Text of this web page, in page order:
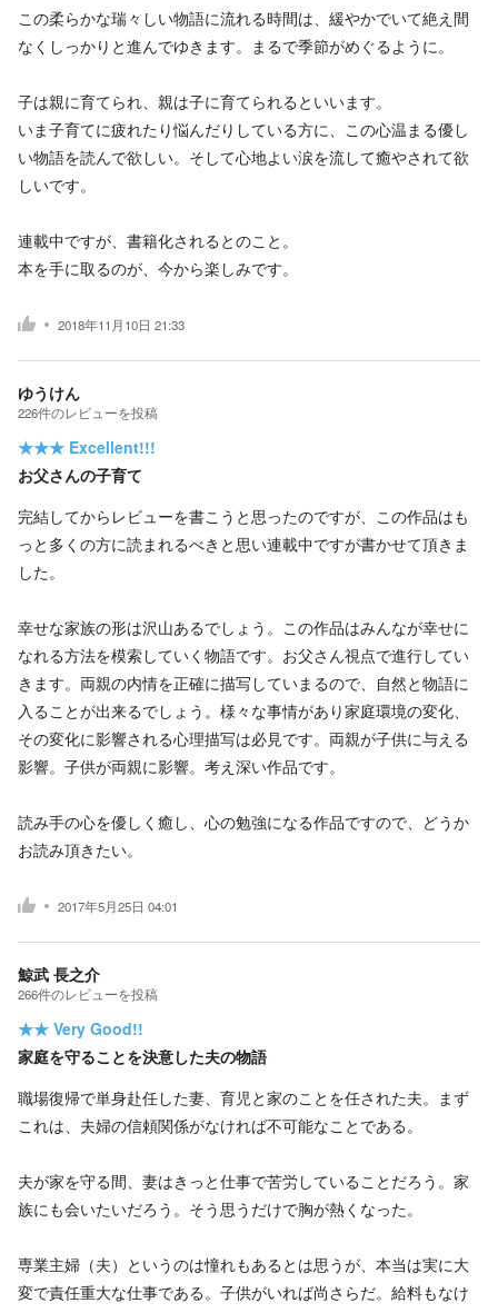
この柔らかな瑞々しい物語に流れる時間は、緩やかでいて絶え間
なくしっかりと進んでゆきます。まるで季節がめぐるように。
子は親に育てられ、親は子に育てられるといいます。
いま子育てに疲れたり悩んだりしている方に、この心温まる優し
い物語を読んで欲しい。そして心地よい涙を流して癒やされて欲
しいです。
連載中ですが、書籍化されるとのこと。
本を手に取るのが、今から楽しみです。
2018年11月10日 21:33
ゆうけん
226件のレビューを投稿
★★★ Excellent!!!
お父さんの子育て
完結してからレビューを書こうと思ったのですが、この作品はも
っと多くの方に読まれるべきと思い連載中ですが書かせて頂きま
した。
幸せな家族の形は沢山あるでしょう。この作品はみんなが幸せに
なれる方法を模索していく物語です。お父さん視点で進行してい
きます。両親の内情を正確に描写していまるので、自然と物語に
入ることが出来るでしょう。様々な事情があり家庭環境の変化、
その変化に影響される心理描写は必見です。両親が子供に与える
影響。子供が両親に影響。考え深い作品です。
読み手の心を優しく癒し、心の勉強になる作品ですので、どうか
お読み頂きたい。
2017年5月25日 04:01
鯨武 長之介
266件のレビューを投稿
★★ Very Good!!
家庭を守ることを決意した夫の物語
職場復帰で単身赴任した妻、育児と家のことを任された夫。まず
これは、夫婦の信頼関係がなければ不可能なことである。
夫が家を守る間、妻はきっと仕事で苦労していることだろう。家
族にも会いたいだろう。そう思うだけで胸が熱くなった。
専業主婦（夫）というのは憧れもあるとは思うが、本当は実に大
変で責任重大な仕事である。子供がいれば尚さらだ。給料もなけ